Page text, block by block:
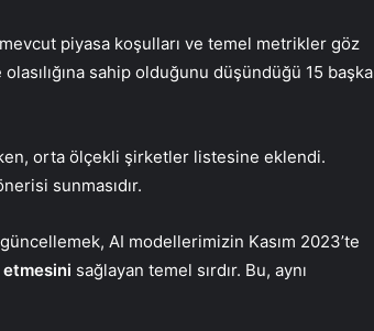
piyasa koşulları ve temel metrikler göz
sahip olduğunu düşündüğü 15 başka
, orta ölçekli şirketler listesine eklendi.
sunmasıdır.
AI modellerimizin Kasım 2023’te
etmesini sağlayan temel sırdır. Bu, aynı